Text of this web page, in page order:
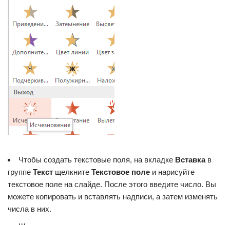
Чтобы создать текстовые поля, на вкладке Вставкав
группе Текст щелкните Текстовое поле и нарисуйте
текстовое поле на слайде. После этого введите число. Вы
можете копировать и вставлять надписи, а затем изменять
числа в них.